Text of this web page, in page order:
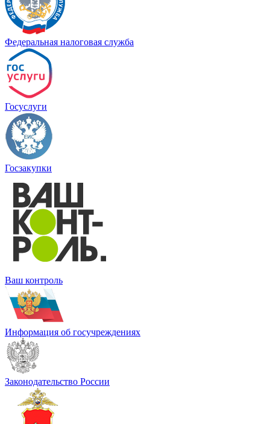
Федеральная налоговая служба
Госуслуги
Госзакупки
Ваш контроль
Информация об госучреждениях
Законодательство России